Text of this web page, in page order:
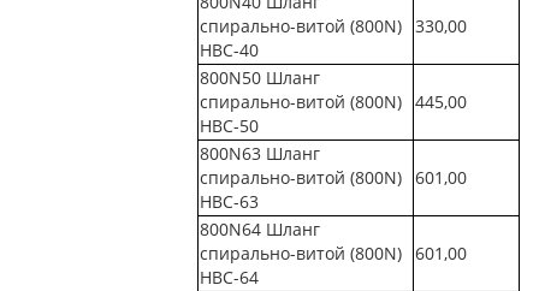
спирально-витой (800N)
НВС-40
330,00
800N50 Шланг
спирально-витой (800N)
НВС-50
445,00
800N63 Шланг
спирально-витой (800N)
НВС-63
601,00
800N64 Шланг
спирально-витой (800N)
НВС-64
601,00